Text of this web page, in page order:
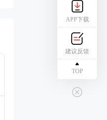
APP下载
建议反馈
TOP